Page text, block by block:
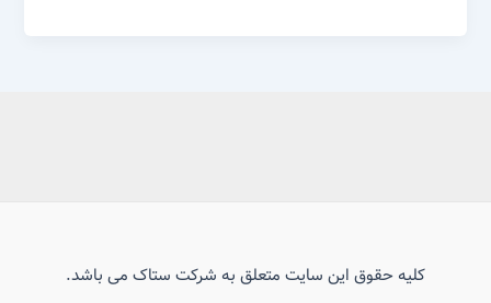
کلیه حقوق این سایت متعلق به شرکت ستاک می باشد.